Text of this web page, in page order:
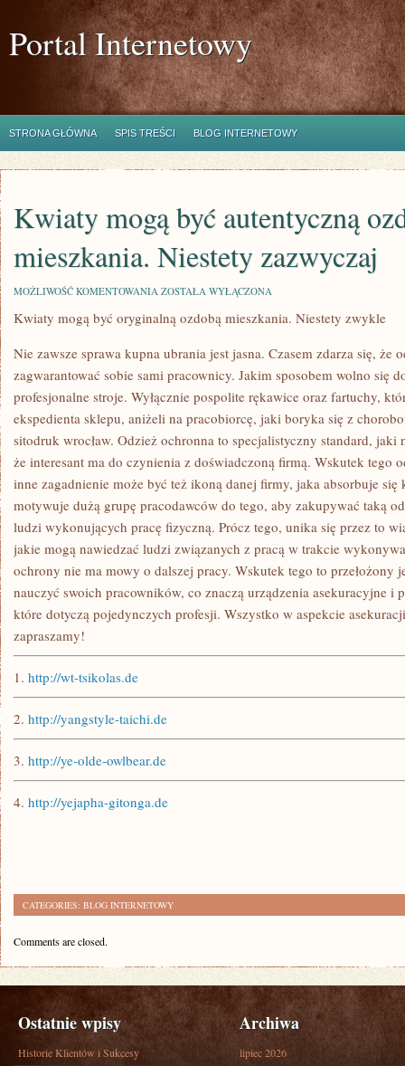
Portal Internetowy
STRONA GŁÓWNA SPIS TREŚCI BLOG INTERNETOWY
Kwiaty mogą być autentyczną
mieszkania. Niestety zazwyczaj
MOŻLIWOŚĆ KOMENTOWANIA KWIATY
BYĆ
AUTENTYCZNĄ
MIESZKANIA.
NIESTETY
ZAZWYCZAJ
ZOSTAŁA WYŁĄCZONA
Kwiaty mogą być oryginalną ozdobą mieszkania. Niestety zwykle
Nie zawsze sprawa kupna ubrania jest jasna. Czasem zdarza się, że
zagwarantować sobie sami pracownicy. Jakim sposobem wolno się
profesjonalne stroje. Wyłącznie pospolite rękawice oraz fartuchy,
ekspedienta sklepu, aniżeli na pracobiorcę, jaki boryka się z
sitodruk wrocław. Odzież ochronna to specjalistyczny standard,
że interesant ma do czynienia z doświadczoną firmą. Wskutek tego
inne zagadnienie może być też ikoną danej firmy, jaka absorbuje się
motywuje dużą grupę pracodawców do tego, aby zakupywać taką
ludzi wykonujących pracę fizyczną. Prócz tego, unika się przez to
jakie mogą nawiedzać ludzi związanych z pracą w trakcie
ochrony nie ma mowy o dalszej pracy. Wskutek tego to przełożony
nauczyć swoich pracowników, co znaczą urządzenia asekuracyjne i
które dotyczą pojedynczych profesji. Wszystko w aspekcie
zapraszamy!
1. http://wt-tsikolas.de
2. http://yangstyle-taichi.de
3. http://ye-olde-owlbear.de
4. http://yejapha-gitonga.de
CATEGORIES: BLOG INTERNETOWY
Comments are closed.
Ostatnie wpisy
Historie Klientów i Sukcesy
Archiwa
lipiec 2026